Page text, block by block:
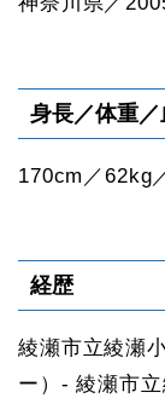
身長／体重／
170cm／62kg
経歴
綾瀬市立綾瀬
ー）- 綾瀬市